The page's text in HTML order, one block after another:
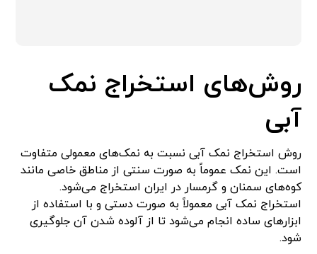
روش‌های استخراج نمک
آبی
روش استخراج نمک آبی نسبت به نمک‌های معمولی متفاوت
است. این نمک عموماً به صورت سنتی از مناطق خاصی مانند
کوه‌های سمنان و گرمسار در ایران استخراج می‌شود.
استخراج نمک آبی معمولاً به صورت دستی و با استفاده از
ابزارهای ساده انجام می‌شود تا از آلوده شدن آن جلوگیری
شود.